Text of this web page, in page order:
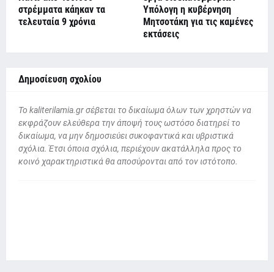
στρέμματα κάηκαν τα
τελευταία 9 χρόνια
Υπόλογη η κυβέρνηση
Μητσοτάκη για τις καμένες
εκτάσεις
Δημοσίευση σχολίου
To kaliterilamia.gr σέβεται το δικαίωμα όλων των χρηστών να
εκφράζουν ελεύθερα την άποψή τους ωστόσο διατηρεί το
δικαίωμα, να μην δημοσιεύει συκοφαντικά και υβριστικά
σχόλια. Έτσι όποια σχόλια, περιέχουν ακατάλληλα προς το
κοινό χαρακτηριστικά θα αποσύρονται από τον ιστότοπο.